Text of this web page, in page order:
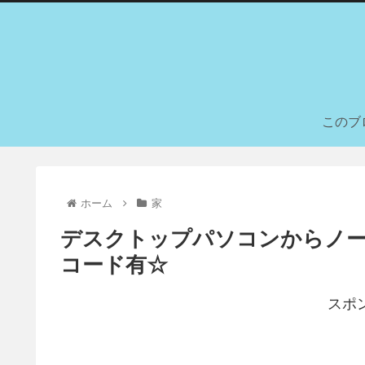
このブ
ホーム 家
デスクトップパソコンからノ
コード有☆
スポ